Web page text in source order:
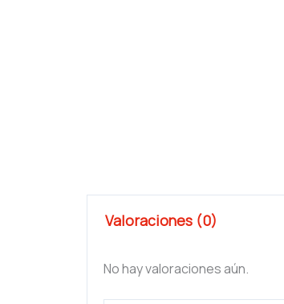
Valoraciones (0)
No hay valoraciones aún.